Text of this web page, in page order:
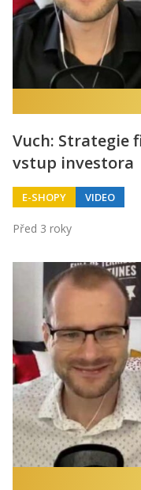
Vuch: Strategie
vstup investora
E-SHOPY VIDEO
Před 3 roky